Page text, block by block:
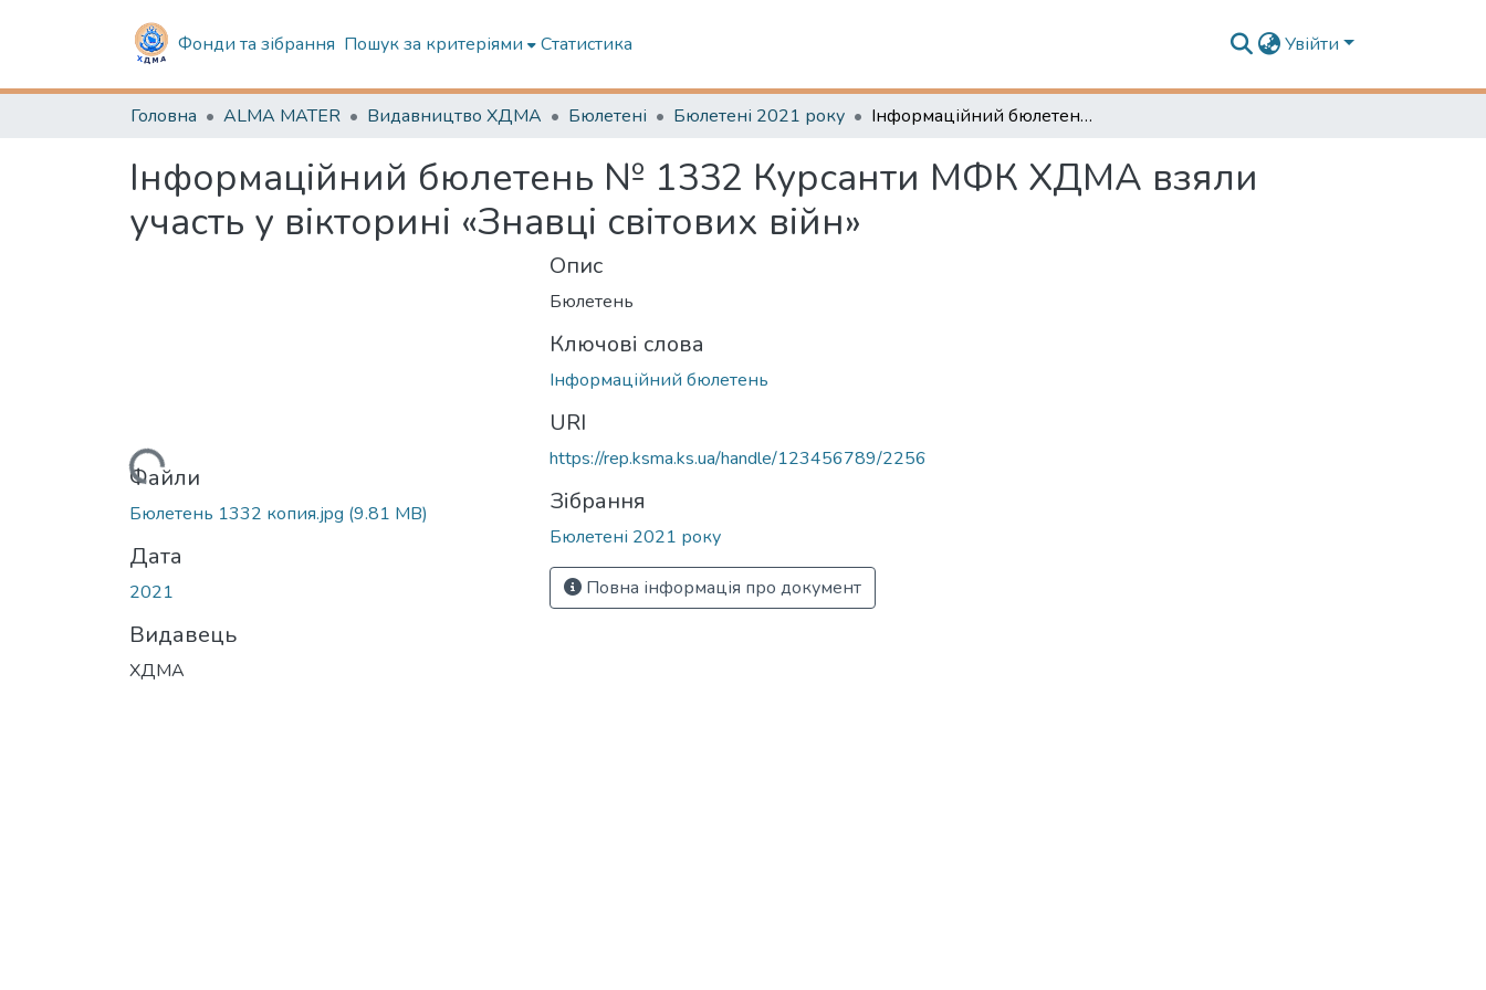
Фонди та зібрання Пошук за критеріями Статистика Увійти
Головна ALMA MATER Видавництво ХДМА Бюлетені Бюлетені 2021 року Інформаційний бюлетень № 1332 Курсанти МФК ХДМА взяли участь у вікторині «Знавці світових війн»
Інформаційний бюлетень № 1332 Курсанти МФК ХДМА взяли
участь у вікторині «Знавці світових війн»
Вантажиться...
Файли
Бюлетень 1332 копия.jpg (9.81 MB)
Дата
2021
Видавець
ХДМА
Опис
Бюлетень
Ключові слова
Інформаційний бюлетень
URI
https://rep.ksma.ks.ua/handle/123456789/2256
Зібрання
Бюлетені 2021 року
Повна інформація про документ